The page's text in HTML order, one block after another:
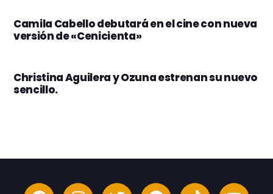
Camila Cabello debutará en el cine con nueva
versión de «Cenicienta»
Christina Aguilera y Ozuna estrenan su nuevo
sencillo.